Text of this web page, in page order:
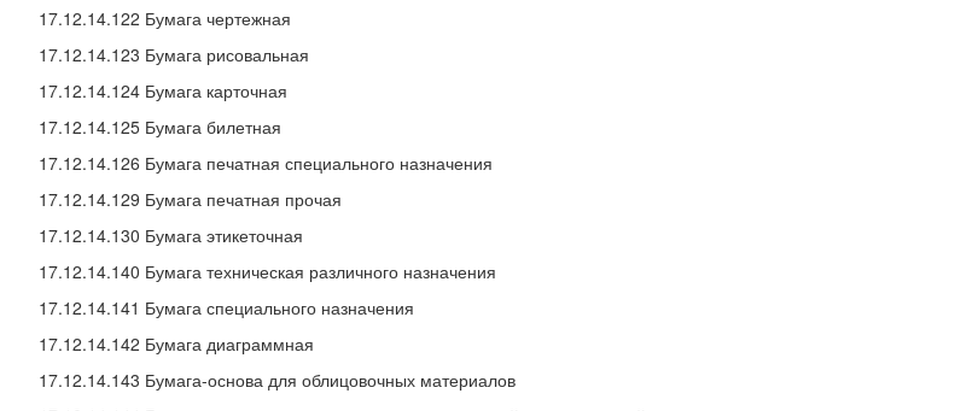
17.12.14.122 Бумага чертежная
17.12.14.123 Бумага рисовальная
17.12.14.124 Бумага карточная
17.12.14.125 Бумага билетная
17.12.14.126 Бумага печатная специального назначения
17.12.14.129 Бумага печатная прочая
17.12.14.130 Бумага этикеточная
17.12.14.140 Бумага техническая различного назначения
17.12.14.141 Бумага специального назначения
17.12.14.142 Бумага диаграммная
17.12.14.143 Бумага-основа для облицовочных материалов